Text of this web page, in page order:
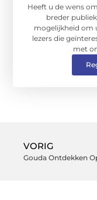
Heeft u de wens
breder
mogelijkheid om
lezers die
met
VORIG